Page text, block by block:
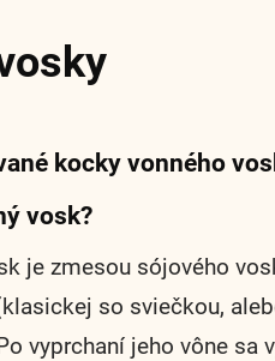
kocky vonného
vosk?
je zmesou sójového
so sviečkou,
vyprchaní jeho vône sa